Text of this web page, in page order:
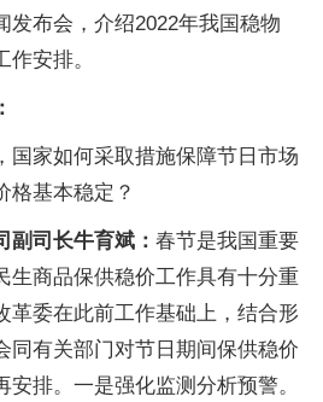
发布会，介绍2022年我国稳物
安排。
国家如何采取措施保障节日市场
格基本稳定？
副司长牛育斌： 春节是我国重要
生商品保供稳价工作具有十分重
革委在此前工作基础上，结合形
同有关部门对节日期间保供稳价
排。一是强化监测分析预警。